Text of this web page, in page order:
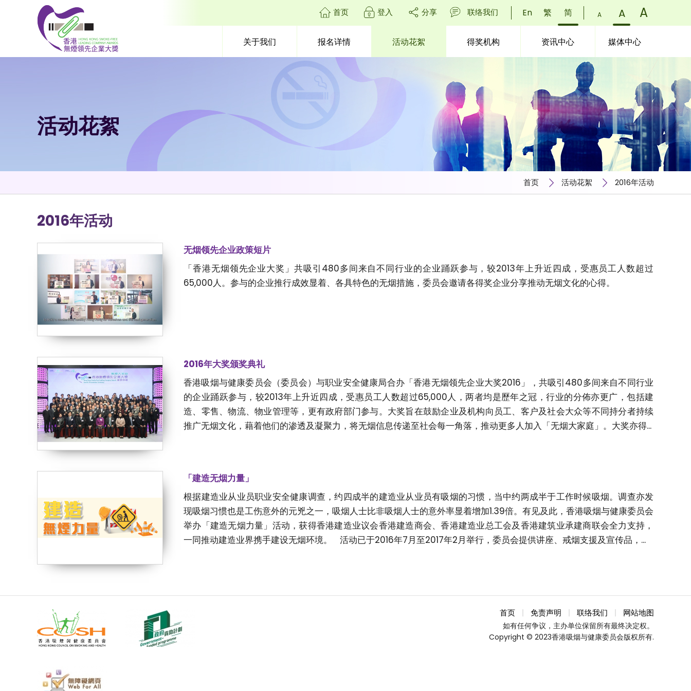
首页 登入 分享 联络我们 En 繁 简 字
大
小
(
A
字
体
大
小：
正
常
(
A)
字
体
小：
更
大
(
A
关于我们 报名详情 活动花絮 得奖机构 资讯中心 媒体中心
活动花絮
首页 活动花絮 2016年活动
2016年活动
无烟领先企业政策短片
「香港无烟领先企业大奖」共吸引480多间来自不同行业的企业踊跃参与，较2013年上升近四成，受惠员工人数超过
65,000人。参与的企业推行成效显着、各具特色的无烟措施，委员会邀请各得奖企业分享推动无烟文化的心得。
2016年大奖颁奖典礼
香港吸烟与健康委员会（委员会）与职业安全健康局合办「香港无烟领先企业大奖2016」，共吸引480多间来自不同行业
的企业踊跃参与，较2013年上升近四成，受惠员工人数超过65,000人，两者均是歷年之冠，行业的分佈亦更广，包括建
造、零售、物流、物业管理等，更有政府部门参与。大奖旨在鼓励企业及机构向员工、客户及社会大众等不同持分者持续
推广无烟文化，藉着他们的渗透及凝聚力，将无烟信息传递至社会每一角落，推动更多人加入「无烟大家庭」。大奖亦得...
「建造无烟力量」
根据建造业从业员职业安全健康调查，约四成半的建造业从业员有吸烟的习惯，当中约两成半于工作时候吸烟。调查亦发
现吸烟习惯也是工伤意外的元兇之一，吸烟人士比非吸烟人士的意外率显着增加1.39倍。有见及此，香港吸烟与健康委员会
举办「建造无烟力量」活动，获得香港建造业议会香港建造商会、香港建造业总工会及香港建筑业承建商联会全力支持，
一同推动建造业界携手建设无烟环境。 活动已于2016年7月至2017年2月举行，委员会提供讲座、戒烟支援及宣传品，...
首页 免责声明 联络我们 网站地图
如有任何争议，主办单位保留所有最终决定权。
Copyright © 2023香港吸烟与健康委员会版权所有.